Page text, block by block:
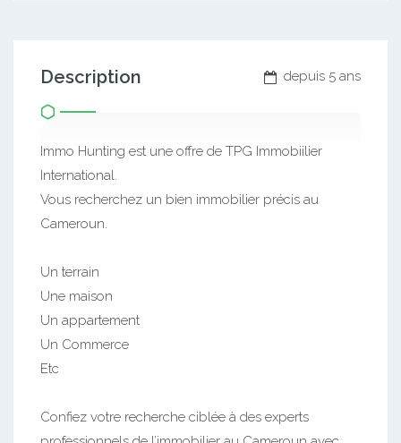
depuis 5 ans
Description
Immo Hunting est une offre de TPG Immobiilier
International.
Vous recherchez un bien immobilier précis au
Cameroun.
Un terrain
Une maison
Un appartement
Un Commerce
Etc
Confiez votre recherche ciblée à des experts